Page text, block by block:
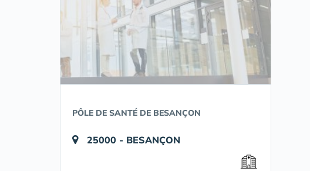
PÔLE DE SANTÉ DE BESANÇON
25000 - BESANÇON